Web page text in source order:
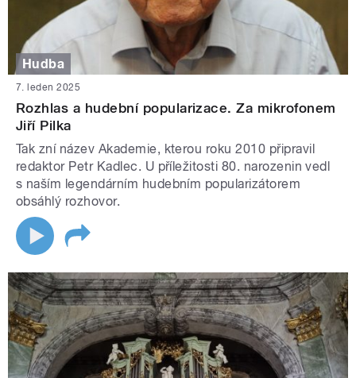
Hudba
7. leden 2025
Rozhlas a hudební popularizace. Za mikrofonem
Jiří Pilka
Tak zní název Akademie, kterou roku 2010 připravil
redaktor Petr Kadlec. U příležitosti 80. narozenin vedl
s naším legendárním hudebním popularizátorem
obsáhlý rozhovor.